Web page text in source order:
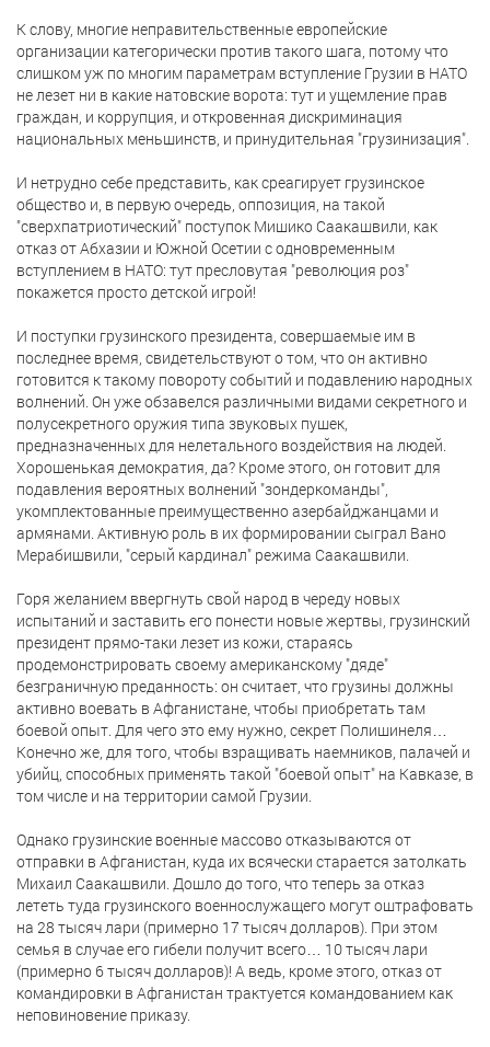
К слову, многие неправительственные европейские
организации категорически против такого шага, потому что
слишком уж по многим параметрам вступление Грузии в НАТО
не лезет ни в какие натовские ворота: тут и ущемление прав
граждан, и коррупция, и откровенная дискриминация
национальных меньшинств, и принудительная "грузинизация".
И нетрудно себе представить, как среагирует грузинское
общество и, в первую очередь, оппозиция, на такой
"сверхпатриотический" поступок Мишико Саакашвили, как
отказ от Абхазии и Южной Осетии с одновременным
вступлением в НАТО: тут пресловутая "революция роз"
покажется просто детской игрой!
И поступки грузинского президента, совершаемые им в
последнее время, свидетельствуют о том, что он активно
готовится к такому повороту событий и подавлению народных
волнений. Он уже обзавелся различными видами секретного и
полусекретного оружия типа звуковых пушек,
предназначенных для нелетального воздействия на людей.
Хорошенькая демократия, да? Кроме этого, он готовит для
подавления вероятных волнений "зондеркоманды",
укомплектованные преимущественно азербайджанцами и
армянами. Активную роль в их формировании сыграл Вано
Мерабишвили, "серый кардинал" режима Саакашвили.
Горя желанием ввергнуть свой народ в череду новых
испытаний и заставить его понести новые жертвы, грузинский
президент прямо-таки лезет из кожи, стараясь
продемонстрировать своему американскому "дяде"
безграничную преданность: он считает, что грузины должны
активно воевать в Афганистане, чтобы приобретать там
боевой опыт. Для чего это ему нужно, секрет Полишинеля…
Конечно же, для того, чтобы взращивать наемников, палачей и
убийц, способных применять такой "боевой опыт" на Кавказе, в
том числе и на территории самой Грузии.
Однако грузинские военные массово отказываются от
отправки в Афганистан, куда их всячески старается затолкать
Михаил Саакашвили. Дошло до того, что теперь за отказ
лететь туда грузинского военнослужащего могут оштрафовать
на 28 тысяч лари (примерно 17 тысяч долларов). При этом
семья в случае его гибели получит всего… 10 тысяч лари
(примерно 6 тысяч долларов)! А ведь, кроме этого, отказ от
командировки в Афганистан трактуется командованием как
неповиновение приказу.